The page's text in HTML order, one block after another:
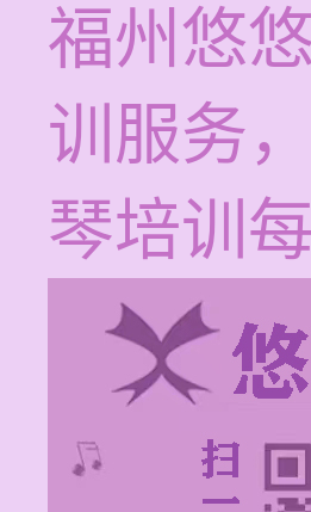
福州悠
训服务
琴培训